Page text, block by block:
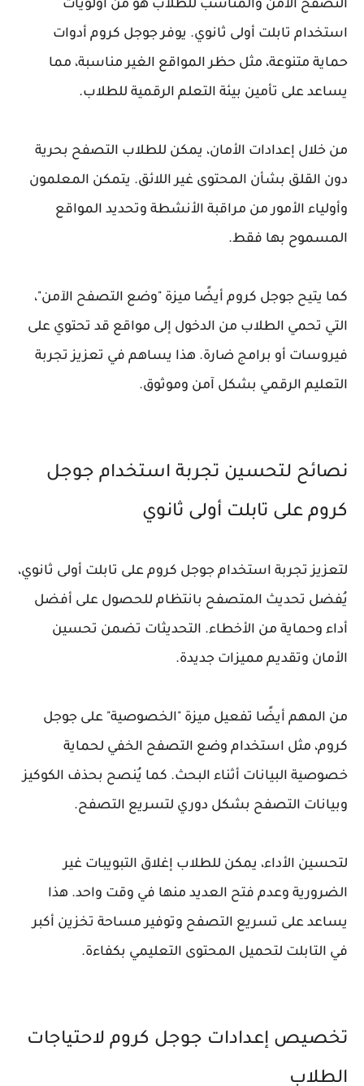
التصفح الآمن والمناسب للطلاب هو من أولويات
استخدام تابلت أولى ثانوي. يوفر جوجل كروم أدوات
حماية متنوعة، مثل حظر المواقع الغير مناسبة، مما
يساعد على تأمين بيئة التعلم الرقمية للطلاب.
من خلال إعدادات الأمان، يمكن للطلاب التصفح بحرية
دون القلق بشأن المحتوى غير اللائق. يتمكن المعلمون
وأولياء الأمور من مراقبة الأنشطة وتحديد المواقع
المسموح بها فقط.
كما يتيح جوجل كروم أيضًا ميزة "وضع التصفح الآمن"،
التي تحمي الطلاب من الدخول إلى مواقع قد تحتوي على
فيروسات أو برامج ضارة. هذا يساهم في تعزيز تجربة
التعليم الرقمي بشكل آمن وموثوق.
نصائح لتحسين تجربة استخدام جوجل
كروم على تابلت أولى ثانوي
لتعزيز تجربة استخدام جوجل كروم على تابلت أولى ثانوي،
يُفضل تحديث المتصفح بانتظام للحصول على أفضل
أداء وحماية من الأخطاء. التحديثات تضمن تحسين
الأمان وتقديم مميزات جديدة.
من المهم أيضًا تفعيل ميزة "الخصوصية" على جوجل
كروم، مثل استخدام وضع التصفح الخفي لحماية
خصوصية البيانات أثناء البحث. كما يُنصح بحذف الكوكيز
وبيانات التصفح بشكل دوري لتسريع التصفح.
لتحسين الأداء، يمكن للطلاب إغلاق التبويبات غير
الضرورية وعدم فتح العديد منها في وقت واحد. هذا
يساعد على تسريع التصفح وتوفير مساحة تخزين أكبر
في التابلت لتحميل المحتوى التعليمي بكفاءة.
تخصيص إعدادات جوجل كروم لاحتياجات
الطلاب